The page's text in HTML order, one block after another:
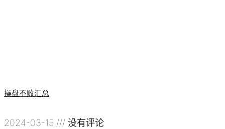
操盘不败汇总
2024-03-15 没有评论